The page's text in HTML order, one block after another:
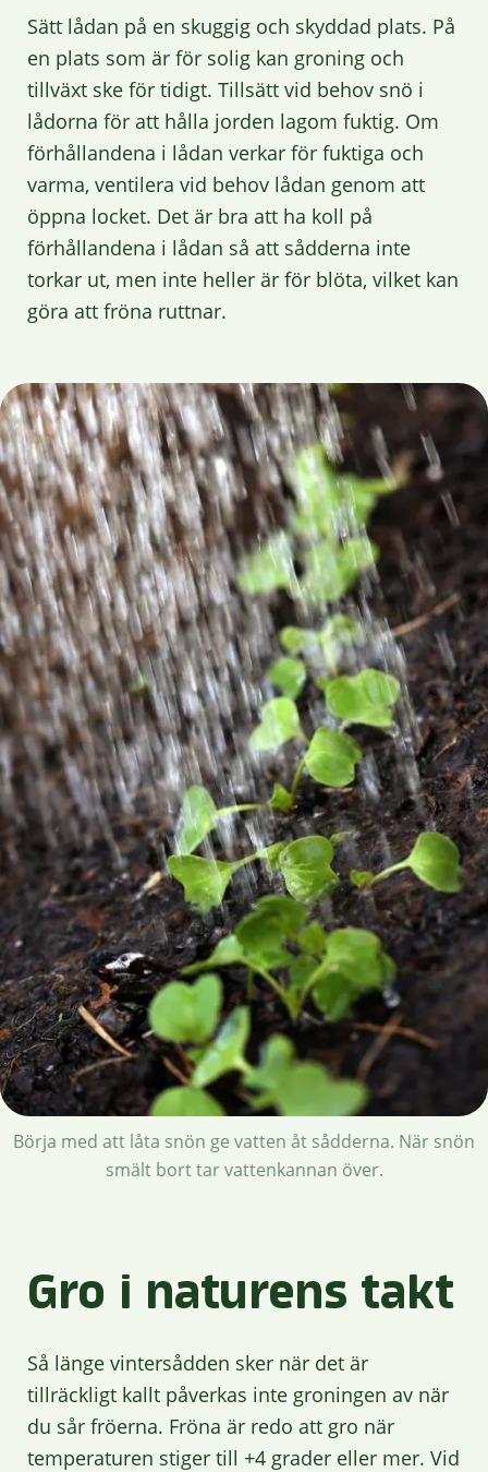
Sätt lådan på en skuggig och skyddad plats. På
en plats som är för solig kan groning och
tillväxt ske för tidigt. Tillsätt vid behov snö i
lådorna för att hålla jorden lagom fuktig. Om
förhållandena i lådan verkar för fuktiga och
varma, ventilera vid behov lådan genom att
öppna locket. Det är bra att ha koll på
förhållandena i lådan så att sådderna inte
torkar ut, men inte heller är för blöta, vilket kan
göra att fröna ruttnar.
Börja med att låta snön ge vatten åt sådderna. När snön
smält bort tar vattenkannan över.
Gro i naturens takt
Så länge vintersådden sker när det är
tillräckligt kallt påverkas inte groningen av när
du sår fröerna. Fröna är redo att gro när
temperaturen stiger till +4 grader eller mer. Vid